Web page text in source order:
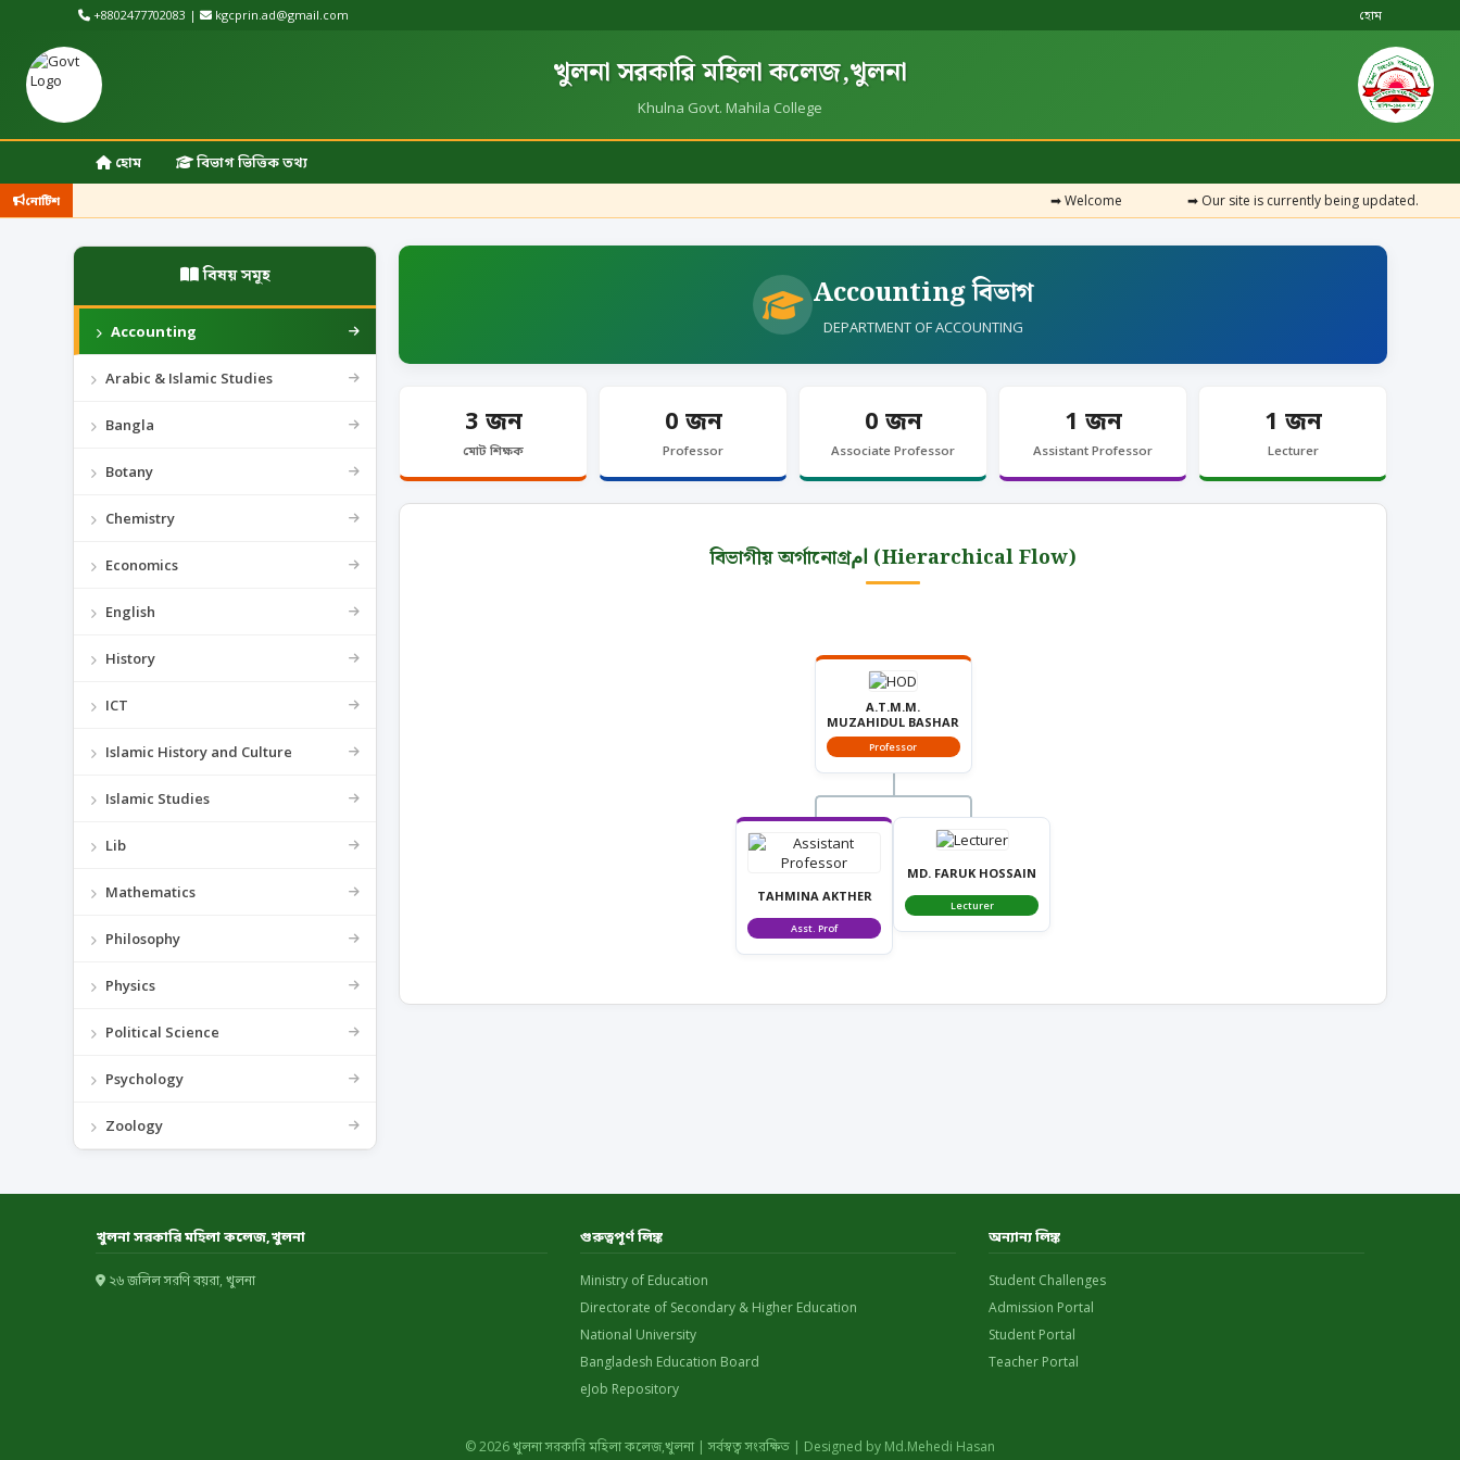
+8802477702083 | kgcprin.ad@gmail.com হোম
খুলনা সরকারি মহিলা কলেজ,খুলনা
Khulna Govt. Mahila College
হোম বিভাগ ভিত্তিক তথ্য
নোটিশ Welcome Our site is currently being updated.
বিষয় সমূহ
Accounting
Arabic & Islamic Studies
Bangla
Botany
Chemistry
Economics
English
History
ICT
Islamic History and Culture
Islamic Studies
Lib
Mathematics
Philosophy
Physics
Political Science
Psychology
Zoology
Accounting বিভাগ
DEPARTMENT OF ACCOUNTING
3 জন
মোট শিক্ষক
0 জন
Professor
0 জন
Associate Professor
1 জন
Assistant Professor
1 জন
Lecturer
বিভাগীয় অর্গানোগ্রام (Hierarchical Flow)
A.T.M.M.
MUZAHIDUL BASHAR
Professor
TAHMINA AKTHER
Asst. Prof
MD. FARUK HOSSAIN
Lecturer
খুলনা সরকারি মহিলা কলেজ,খুলনা
২৬ জলিল সরণি বয়রা, খুলনা
গুরুত্বপূর্ণ লিঙ্ক
Ministry of Education
Directorate of Secondary & Higher Education
National University
Bangladesh Education Board
eJob Repository
অন্যান্য লিঙ্ক
Student Challenges
Admission Portal
Student Portal
Teacher Portal
© 2026 খুলনা সরকারি মহিলা কলেজ,খুলনা | সর্বস্বত্ব সংরক্ষিত | Designed by Md.Mehedi Hasan